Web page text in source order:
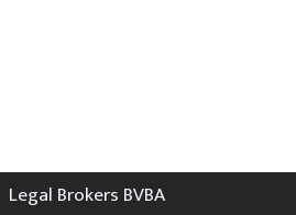
Legal Brokers BVBA